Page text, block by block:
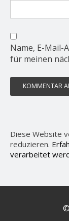
Name, E-Mail-
für meinen
Diese Website
reduzieren.
verarbeitet